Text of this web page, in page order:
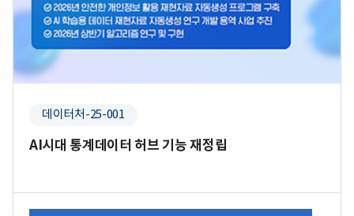
데이터처-25-001
AI시대 통계데이터 허브 기능 재정립